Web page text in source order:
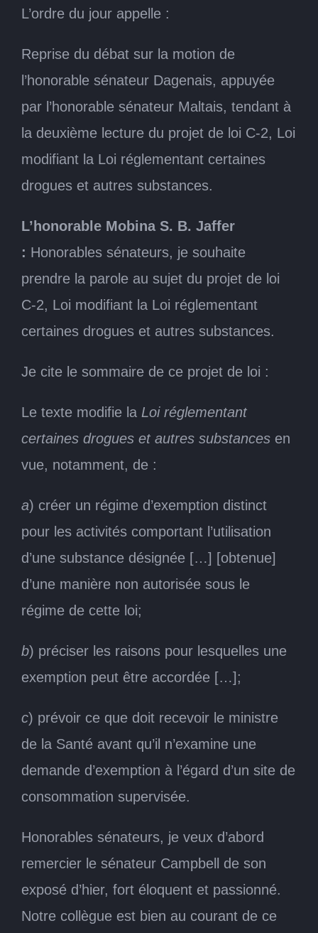
L’ordre du jour appelle :
Reprise du débat sur la motion de
l’honorable sénateur Dagenais, appuyée
par l’honorable sénateur Maltais, tendant à
la deuxième lecture du projet de loi C-2, Loi
modifiant la Loi réglementant certaines
drogues et autres substances.
L’honorable Mobina S. B. Jaffer
: Honorables sénateurs, je souhaite
prendre la parole au sujet du projet de loi
C-2, Loi modifiant la Loi réglementant
certaines drogues et autres substances.
Je cite le sommaire de ce projet de loi :
Le texte modifie la Loi réglementant
certaines drogues et autres substances en
vue, notamment, de :
a) créer un régime d’exemption distinct
pour les activités comportant l’utilisation
d’une substance désignée […] [obtenue]
d’une manière non autorisée sous le
régime de cette loi;
b) préciser les raisons pour lesquelles une
exemption peut être accordée […];
c) prévoir ce que doit recevoir le ministre
de la Santé avant qu’il n’examine une
demande d’exemption à l’égard d’un site de
consommation supervisée.
Honorables sénateurs, je veux d’abord
remercier le sénateur Campbell de son
exposé d’hier, fort éloquent et passionné.
Notre collègue est bien au courant de ce